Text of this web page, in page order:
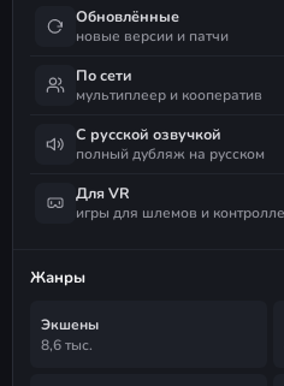
Обновлённые
новые версии и патчи
По сети
мультиплеер и кооператив
С русской озвучкой
полный дубляж на русском
Для VR
игры для шлемов и
Жанры
Экшены
8,6 тыс.